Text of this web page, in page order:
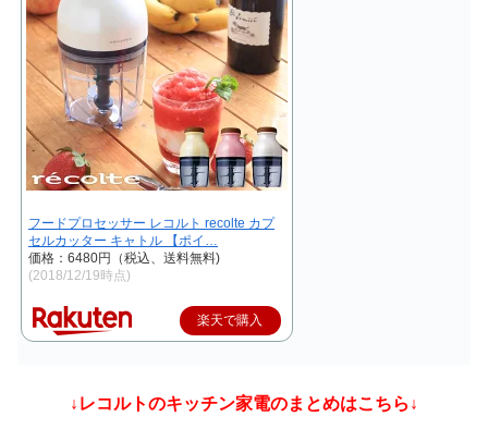
フードプロセッサー レコルト recolte カプ
セルカッター キャトル 【ポイ…
価格：6480円（税込、送料無料)
(2018/12/19時点)
楽天で購入
↓レコルトのキッチン家電のまとめはこちら↓